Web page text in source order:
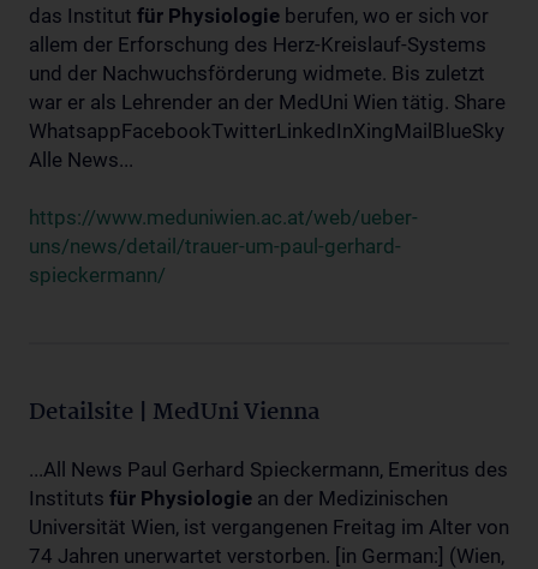
das Institut für Physiologie berufen, wo er sich vor
allem der Erforschung des Herz-Kreislauf-Systems
und der Nachwuchsförderung widmete. Bis zuletzt
war er als Lehrender an der MedUni Wien tätig. Share
WhatsappFacebookTwitterLinkedInXingMailBlueSky
Alle News...
https://www.meduniwien.ac.at/web/ueber-
uns/news/detail/trauer-um-paul-gerhard-
spieckermann/
Detailsite | MedUni Vienna
...All News Paul Gerhard Spieckermann, Emeritus des
Instituts für Physiologie an der Medizinischen
Universität Wien, ist vergangenen Freitag im Alter von
74 Jahren unerwartet verstorben. [in German:] (Wien,